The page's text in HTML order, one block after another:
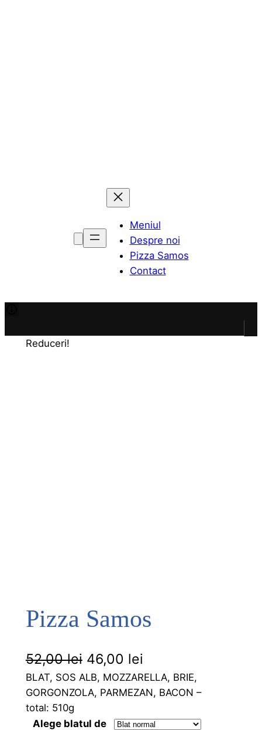
Meniul
Despre noi
Pizza Samos
Contact
Reduceri!
Pizza Samos
52,00lei P
r
e
ț
46,00 lei
r
e
ț
BLAT, SOS ALB, MOZZARELLA, BRIE,
GORGONZOLA, PARMEZAN, BACON –
total: 510g
Alege blatul de